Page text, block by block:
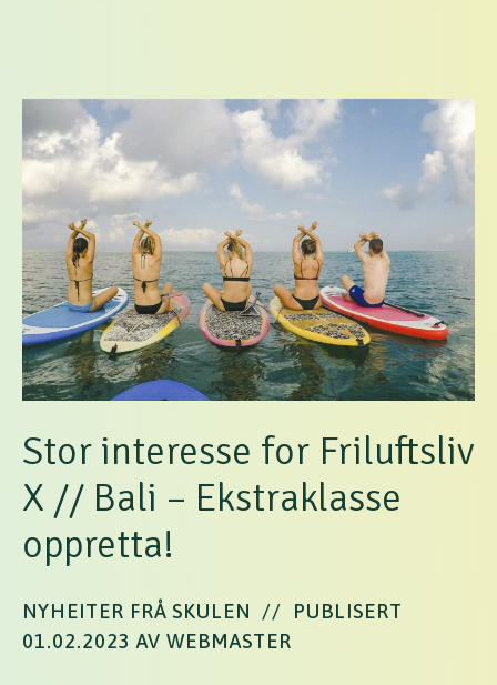
Stor interesse for Friluftsliv
X // Bali – Ekstraklasse
oppretta!
NYHEITER FRÅ SKULEN //
PUBLISERT
01.02.2023 AV WEBMASTER